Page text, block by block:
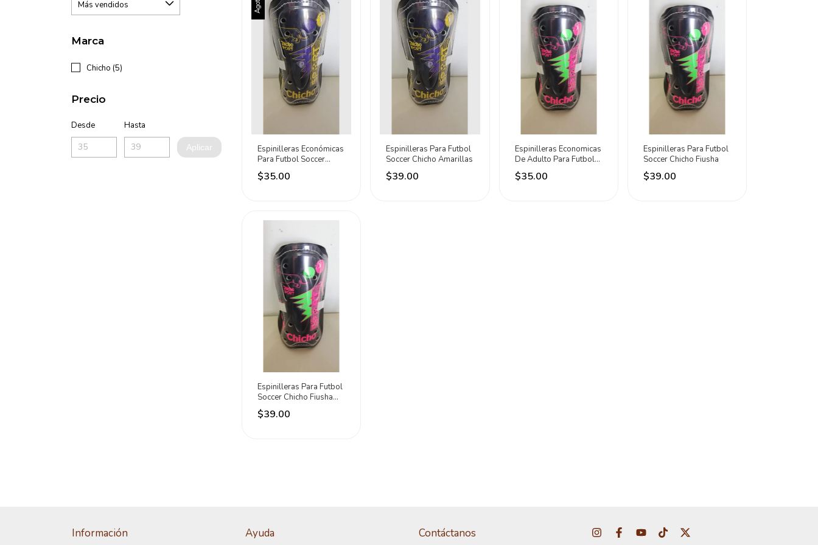
Marca
Chicho (5)
Precio
Desde Hasta
Aplicar
Espinilleras Económicas
Para Futbol Soccer
Chicho Amarillas
Mayoreo Adulto Negro
$35.00
Espinilleras Para Futbol
Soccer Chicho Amarillas
$39.00
Espinilleras Economicas
De Adulto Para Futbol
Soccer Chicho Fiusha
$35.00
Espinilleras Para Futbol
Soccer Chicho Fiusha
$39.00
Espinilleras Para Futbol
Soccer Chicho Fiusha
Envío Incluido
$39.00
Información Ayuda Contáctanos